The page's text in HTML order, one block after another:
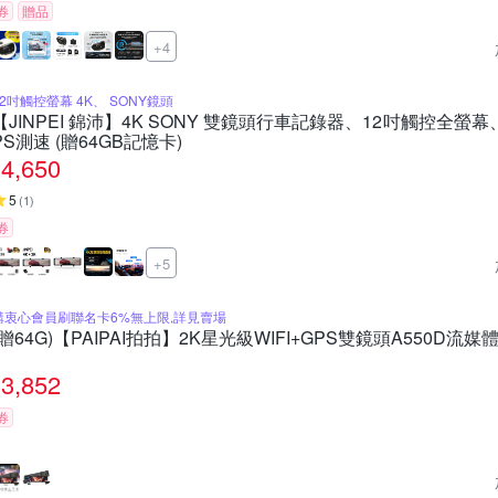
贈品
+4
吋觸控螢幕 4K、 SONY鏡頭
JINPEI 錦沛】4K SONY 雙鏡頭行車記錄器、12吋觸控全螢幕
測速 (贈64GB記憶卡)
4,650
5 (1)
+5
衷心會員刷聯名卡6%無上限,詳見賣場
64G)【PAIPAI拍拍】2K星光級WIFI+GPS雙鏡頭A550D流媒
3,852